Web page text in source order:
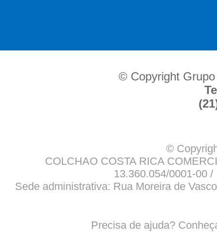
© Copyright
©
COLCHAO COSTA RICA
13.360.054/0001-00
Sede administrativa: Rua Moreira de
Precisa de ajuda?